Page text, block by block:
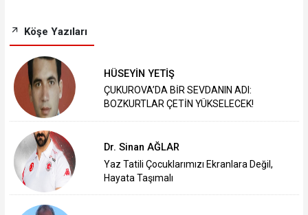
Köşe Yazıları
HÜSEYİN YETİŞ
ÇUKUROVA’DA BİR SEVDANIN ADI:
BOZKURTLAR ÇETİN YÜKSELECEK!
Dr. Sinan AĞLAR
Yaz Tatili Çocuklarımızı Ekranlara Değil,
Hayata Taşımalı